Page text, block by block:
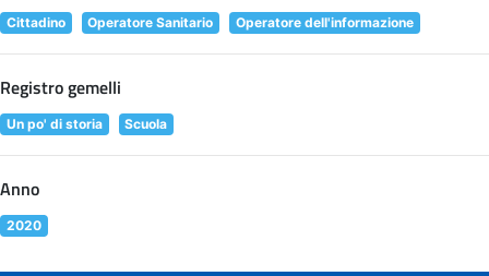
Cittadino Operatore Sanitario Operatore dell'informazione
Registro gemelli
Un po' di storia Scuola
Anno
2020